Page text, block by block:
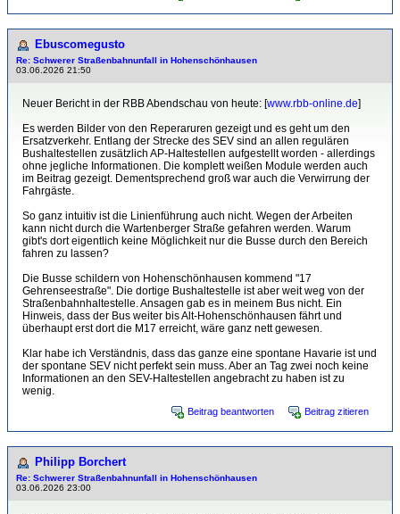
Ebuscomegusto
Re: Schwerer Straßenbahnunfall in Hohenschönhausen
03.06.2026 21:50
Neuer Bericht in der RBB Abendschau von heute: [www.rbb-online.de]
Es werden Bilder von den Reperaruren gezeigt und es geht um den
Ersatzverkehr. Entlang der Strecke des SEV sind an allen regulären
Bushaltestellen zusätzlich AP-Haltestellen aufgestellt worden - allerdings
ohne jegliche Informationen. Die komplett weißen Module werden auch
im Beitrag gezeigt. Dementsprechend groß war auch die Verwirrung der
Fahrgäste.
So ganz intuitiv ist die Linienführung auch nicht. Wegen der Arbeiten
kann nicht durch die Wartenberger Straße gefahren werden. Warum
gibt's dort eigentlich keine Möglichkeit nur die Busse durch den Bereich
fahren zu lassen?
Die Busse schildern von Hohenschönhausen kommend "17
Gehrenseestraße". Die dortige Bushaltestelle ist aber weit weg von der
Straßenbahnhaltestelle. Ansagen gab es in meinem Bus nicht. Ein
Hinweis, dass der Bus weiter bis Alt-Hohenschönhausen fährt und
überhaupt erst dort die M17 erreicht, wäre ganz nett gewesen.
Klar habe ich Verständnis, dass das ganze eine spontane Havarie ist und
der spontane SEV nicht perfekt sein muss. Aber an Tag zwei noch keine
Informationen an den SEV-Haltestellen angebracht zu haben ist zu
wenig.
Beitrag beantworten Beitrag zitieren
Philipp Borchert
Re: Schwerer Straßenbahnunfall in Hohenschönhausen
03.06.2026 23:00